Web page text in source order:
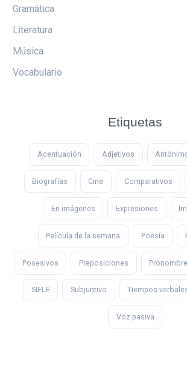
Gramática
Literatura
Música
Vocabulario
Etiquetas
Acentuación Adjetivos
Biografías Cine Comparativos
En imágenes Expresiones
Película de la semana Poesía
Posesivos Preposiciones
SIELE Subjuntivo Tiempos
Voz pasiva